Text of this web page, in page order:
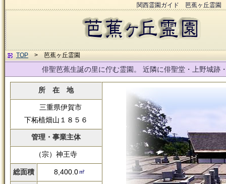
関西霊園ガイド 芭蕉ヶ丘霊園
TOP > 芭蕉ヶ丘霊園
俳聖芭蕉生誕の里に佇む霊園。 近隣に俳聖堂・上野城跡
所 在 地
三重県伊賀市
下柘植畑山１８５６
管理・事業主体
（宗）神王寺
総面積 8,400.0